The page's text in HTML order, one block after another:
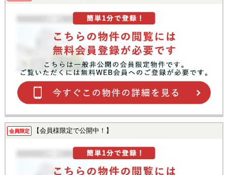
会員限定 【会員様限定で公開中！】